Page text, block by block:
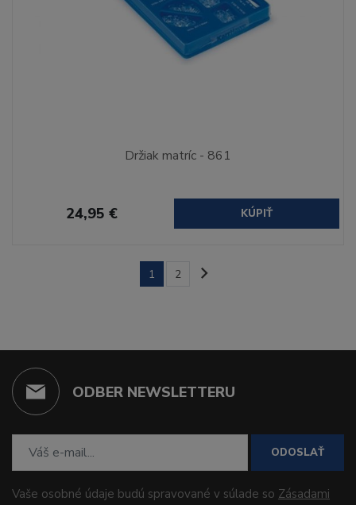
Držiak matríc - 861
24,95 € KÚPIŤ
1 2
ODBER NEWSLETTERU
ODOSLAŤ
Vaše osobné údaje budú spravované v súlade so Zásadami